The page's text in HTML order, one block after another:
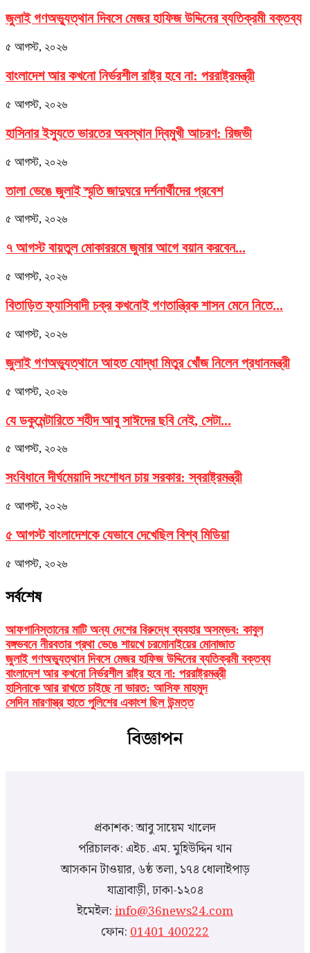
জুলাই গণঅভ্যুত্থান দিবসে মেজর হাফিজ উদ্দিনের ব্যতিক্রমী বক্তব্য
৫ আগস্ট, ২০২৬
বাংলাদেশ আর কখনো নির্ভরশীল রাষ্ট্র হবে না: পররাষ্ট্রমন্ত্রী
৫ আগস্ট, ২০২৬
হাসিনার ইস্যুতে ভারতের অবস্থান দ্বিমুখী আচরণ: রিজভী
৫ আগস্ট, ২০২৬
তালা ভেঙে জুলাই স্মৃতি জাদুঘরে দর্শনার্থীদের প্রবেশ
৫ আগস্ট, ২০২৬
৭ আগস্ট বায়তুল মোকাররমে জুমার আগে বয়ান করবেন...
৫ আগস্ট, ২০২৬
বিতাড়িত ফ্যাসিবাদী চক্র কখনোই গণতান্ত্রিক শাসন মেনে নিতে...
৫ আগস্ট, ২০২৬
জুলাই গণঅভ্যুত্থানে আহত যোদ্ধা মিতুর খোঁজ নিলেন প্রধানমন্ত্রী
৫ আগস্ট, ২০২৬
যে ডকুমেন্টারিতে শহীদ আবু সাঈদের ছবি নেই, সেটা...
৫ আগস্ট, ২০২৬
সংবিধানে দীর্ঘমেয়াদি সংশোধন চায় সরকার: স্বরাষ্ট্রমন্ত্রী
৫ আগস্ট, ২০২৬
৫ আগস্ট বাংলাদেশকে যেভাবে দেখেছিল বিশ্ব মিডিয়া
৫ আগস্ট, ২০২৬
সর্বশেষ
আফগানিস্তানের মাটি অন্য দেশের বিরুদ্ধে ব্যবহার অসম্ভব: কাবুল
বঙ্গভবনে নীরবতার প্রথা ভেঙে শায়খে চরমোনাইয়ের মোনাজাত
জুলাই গণঅভ্যুত্থান দিবসে মেজর হাফিজ উদ্দিনের ব্যতিক্রমী বক্তব্য
বাংলাদেশ আর কখনো নির্ভরশীল রাষ্ট্র হবে না: পররাষ্ট্রমন্ত্রী
হাসিনাকে আর রাখতে চাইছে না ভারত: আসিফ মাহমুদ
সেদিন মারণাস্ত্র হাতে পুলিশের একাংশ ছিল উন্মত্ত
বিজ্ঞাপন
প্রকাশক: আবু সায়েম খালেদ
পরিচালক: এইচ. এম. মুহিউদ্দিন খান
আসকান টাওয়ার, ৬ষ্ঠ তলা, ১৭৪ ধোলাইপাড়
যাত্রাবাড়ী, ঢাকা-১২০৪
ইমেইল:info@36news24.com
ফোন:01401 400222